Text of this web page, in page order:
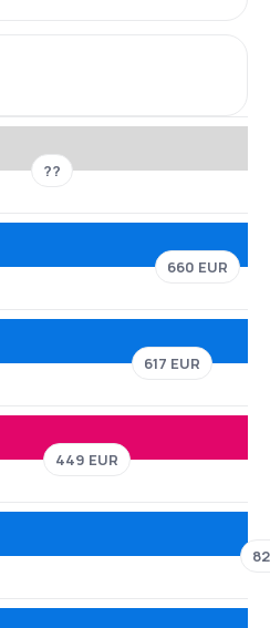
??
660 EUR
617 EUR
449 EUR